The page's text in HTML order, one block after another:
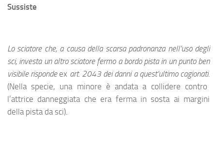
Sussiste
Lo sciatore che, a causa della scarsa padronanza nell’uso degli
sci, investa un altro sciatore fermo a bordo pista in un punto ben
visibile risponde ex art. 2043 dei danni a quest’ultimo cagionati.
(Nella specie, una minore è andata a collidere contro
l’attrice danneggiata che era ferma in sosta ai margini
della pista da sci).